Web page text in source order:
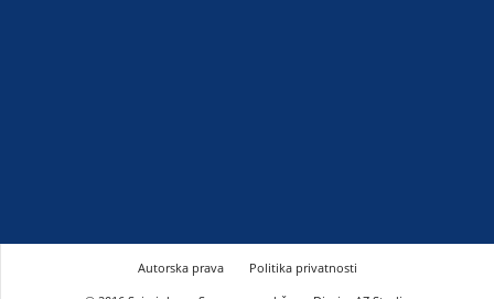
Autorska prava
Politika privatnosti